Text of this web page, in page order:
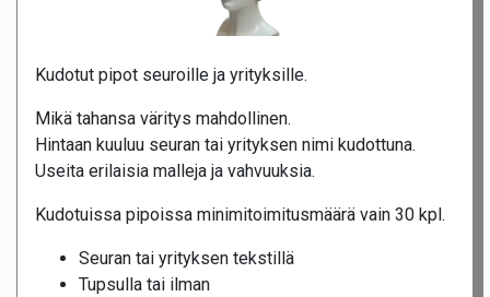
Kudotut pipot seuroille ja yrityksille.
Mikä tahansa väritys mahdollinen.
Hintaan kuuluu seuran tai yrityksen nimi kudottuna.
Useita erilaisia malleja ja vahvuuksia.
Kudotuissa pipoissa minimitoimitusmäärä vain 30 kpl.
Seuran tai yrityksen tekstillä
Tupsulla tai ilman